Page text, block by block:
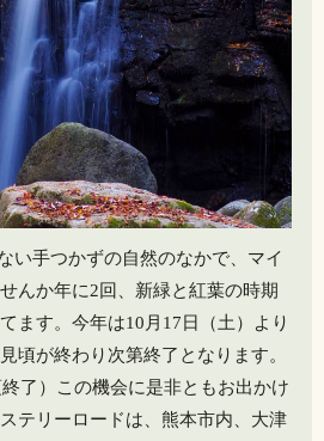
い手つかずの自然のなかで、マイ
んか年に2回、新緑と紅葉の時期
ます。今年は10月17日（土）より
頃が終わり次第終了となります。
終了）この機会に是非ともお出かけ
テリーロードは、熊本市内、大津